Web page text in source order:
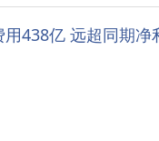
438亿 远超同期净